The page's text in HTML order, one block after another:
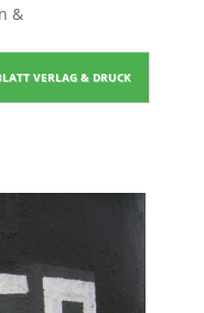
&
VERLAG & DRUCK